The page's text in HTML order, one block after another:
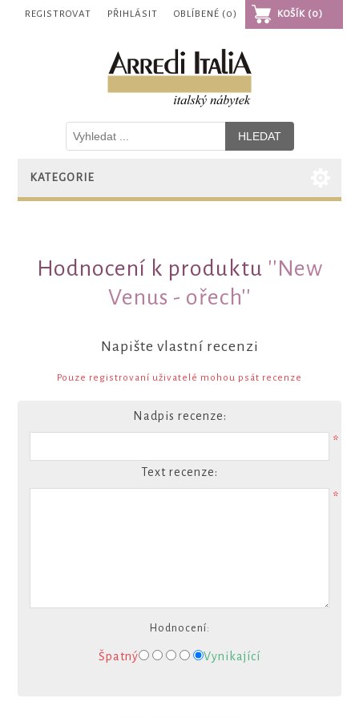
REGISTROVAT PŘIHLÁSIT OBLÍBENÉ (0) KOŠÍK (0)
KATEGORIE
Hodnocení k produktu
New
Venus - ořech
Napište vlastní recenzi
Pouze registrovaní uživatelé mohou psát recenze
Nadpis recenze:
*
Text recenze:
*
Hodnocení:
Špatný Vynikající